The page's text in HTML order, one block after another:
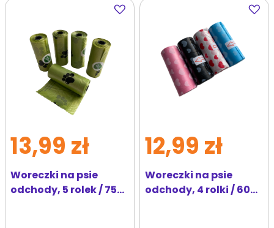
Dodaj
do
Woreczki na psie
odchody, 5 rolek / 75
13,99 zł
Dodaj
do
Woreczki na psie
odchody, 4 rolki / 60
12,99 zł